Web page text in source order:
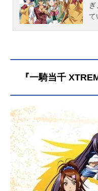
て
然
り
あ
ほ
浅
奉
劉
仁
『一騎当千